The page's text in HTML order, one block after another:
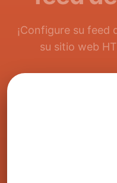
¡Configure su feed
su sitio web